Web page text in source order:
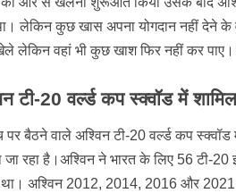
लेकिन कुछ खास अपना योगदान नहीं देने
लेकिन वहां भी कुछ खाश फिर नहीं कर
टी-20 वर्ल्ड कप स्क्वॉड में शामिल
बैठने वाले अश्विन टी-20 वर्ल्ड कप
जा रहा है।अश्विन ने भारत के लिए 56
था। अश्विन 2012, 2014, 2016 और